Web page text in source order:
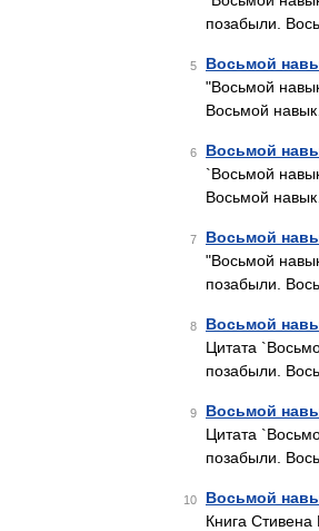
позабыли.
5 Восьмой
"Восьмой
Восьмой
6 Восьмой
`Восьмой
Восьмой
7 Восьмой
"Восьмой
позабыли.
8 Восьмой
Цитата
позабыли.
9 Восьмой
Цитата
позабыли.
10 Восьмой
Книга